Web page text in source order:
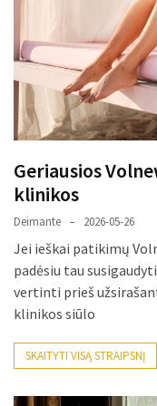
mitai
Reduktorius
dujų
balionui:
detalė,
kurios
svarbos
nuvertinti
Trys
pakeistos
detalės,
Geriausios
klinikos
Deimante 2026-05-26
Jei ieškai patikimų
padėsiu tau
vertinti prieš
klinikos siūlo
SKAITYTI VISĄ STRAIPSNĮ